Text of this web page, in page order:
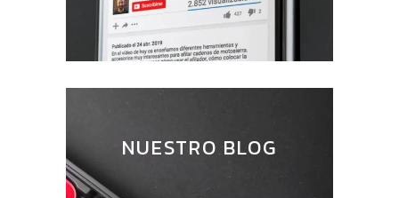
NUESTRO BLOG